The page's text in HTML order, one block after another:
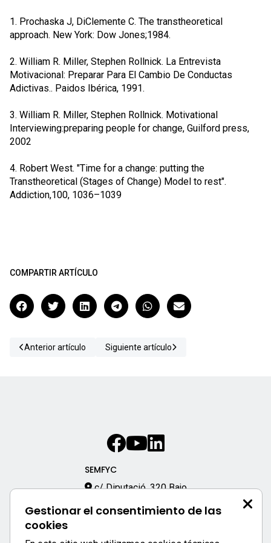
1. Prochaska J, DiClemente C. The transtheoretical
approach. New York: Dow Jones;1984.
2. William R. Miller, Stephen Rollnick. La Entrevista
Motivacional: Preparar Para El Cambio De Conductas
Adictivas.. Paidos Ibérica, 1991.
3. William R. Miller, Stephen Rollnick. Motivational
Interviewing:preparing people for change, Guilford press,
2002
4. Robert West. "Time for a change: putting the
Transtheoretical (Stages of Change) Model to rest".
Addiction,100, 1036–1039
COMPARTIR ARTÍCULO
Anterior artículo Siguiente artículo
Gestionar el consentimiento de las
cookies
SEMFYC
c/ Diputació, 320 Bajo
933 170 333